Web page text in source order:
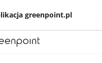
greenpoint.pl